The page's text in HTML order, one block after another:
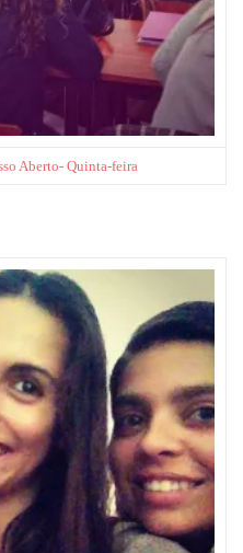
Aberto- Quinta-feira